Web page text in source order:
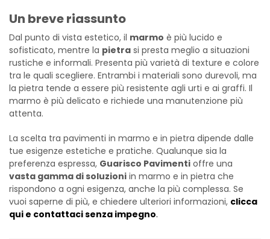
Un breve riassunto
Dal punto di vista estetico, il marmo è più lucido e
sofisticato, mentre la pietra si presta meglio a situazioni
rustiche e informali. Presenta più varietà di texture e colore
tra le quali scegliere. Entrambi i materiali sono durevoli, ma
la pietra tende a essere più resistente agli urti e ai graffi. Il
marmo è più delicato e richiede una manutenzione più
attenta.
La scelta tra pavimenti in marmo e in pietra dipende dalle
tue esigenze estetiche e pratiche. Qualunque sia la
preferenza espressa, Guarisco Pavimenti offre una
vasta gamma di soluzioni in marmo e in pietra che
rispondono a ogni esigenza, anche la più complessa. Se
vuoi saperne di più, e chiedere ulteriori informazioni, clicca
qui e contattaci senza impegno.